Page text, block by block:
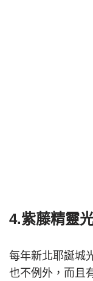
4.紫藤精靈
每年新北耶誕城
也不例外，而且